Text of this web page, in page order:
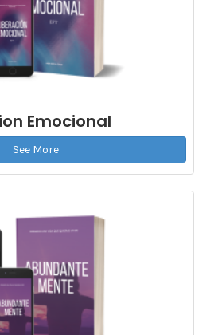
Emocional
See More